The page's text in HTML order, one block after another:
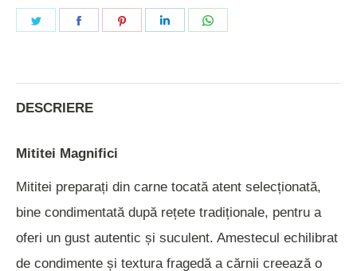
Share
Share
Share
Share
DESCRIERE
Mititei Magnifici
Mititei preparați din carne tocată atent selecționată,
bine condimentată după rețete tradiționale, pentru a
oferi un gust autentic și suculent. Amestecul echilibrat
de condimente și textura fragedă a cărnii creează o